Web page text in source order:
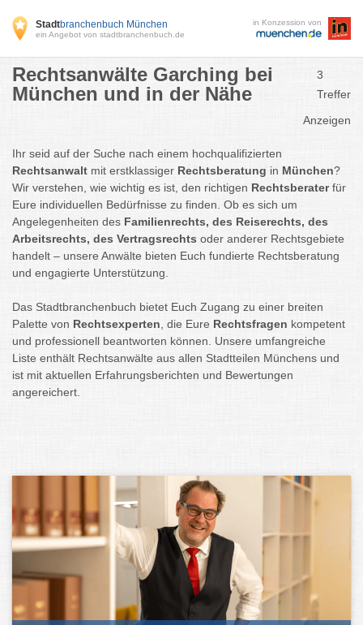
Stadtbranchenbuch München
ein Angebot von stadtbranchenbuch.de
in Konzession von
Rechtsanwälte Garching bei
München und in der Nähe
3
Treffer
Anzeigen
Ihr seid auf der Suche nach einem hochqualifizierten
Rechtsanwalt mit erstklassiger Rechtsberatung in München?
Wir verstehen, wie wichtig es ist, den richtigen Rechtsberaterfür
Eure individuellen Bedürfnisse zu finden. Ob es sich um
Angelegenheiten des Familienrechts, des Reiserechts, des
Arbeitsrechts, des Vertragsrechts oder anderer Rechtsgebiete
handelt – unsere Anwälte bieten Euch fundierte Rechtsberatung
und engagierte Unterstützung.
Das Stadtbranchenbuch bietet Euch Zugang zu einer breiten
Palette von Rechtsexperten , die Eure Rechtsfragen kompetent
und professionell beantworten können. Unsere umfangreiche
Liste enthält Rechtsanwälte aus allen Stadtteilen Münchens und
ist mit aktuellen Erfahrungsberichten und Bewertungen
angereichert.